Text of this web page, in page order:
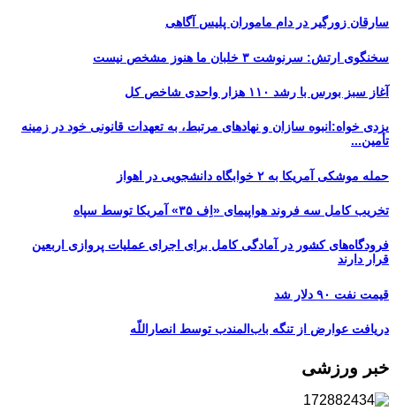
سارقان زورگیر در دام ماموران پلیس آگاهی
سخنگوی ارتش: سرنوشت ۳ خلبان ما هنوز مشخص نیست
آغاز سبز بورس با رشد ۱۱۰ هزار واحدی شاخص کل
یزدی خواه:انبوه سازان و نهادهای مرتبط، به تعهدات قانونی خود در زمینه
تأمین...
حمله موشکی آمریکا به ۲ خوابگاه دانشجویی در اهواز
تخریب کامل سه فروند هواپیمای «اِف ۳۵» آمریکا توسط سپاه
فرودگاه‌های کشور در آمادگی کامل برای اجرای عملیات پروازی اربعین
قرار دارند
قیمت نفت ۹۰ دلار شد
دریافت عوارض از تنگه باب‌المندب توسط انصاراللّه
خبر ورزشی